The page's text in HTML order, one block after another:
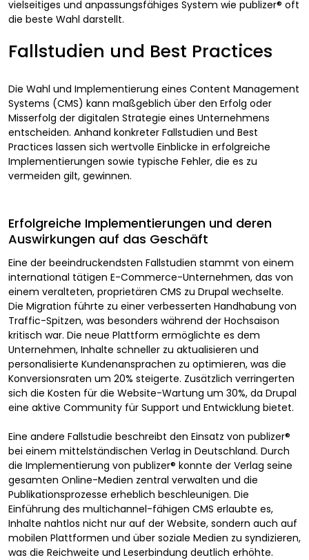
vielseitiges und anpassungsfähiges System wie publizer® oft
die beste Wahl darstellt.
Fallstudien und Best Practices
Die Wahl und Implementierung eines Content Management
Systems (CMS) kann maßgeblich über den Erfolg oder
Misserfolg der digitalen Strategie eines Unternehmens
entscheiden. Anhand konkreter Fallstudien und Best
Practices lassen sich wertvolle Einblicke in erfolgreiche
Implementierungen sowie typische Fehler, die es zu
vermeiden gilt, gewinnen.
Erfolgreiche Implementierungen und deren
Auswirkungen auf das Geschäft
Eine der beeindruckendsten Fallstudien stammt von einem
international tätigen E-Commerce-Unternehmen, das von
einem veralteten, proprietären CMS zu Drupal wechselte.
Die Migration führte zu einer verbesserten Handhabung von
Traffic-Spitzen, was besonders während der Hochsaison
kritisch war. Die neue Plattform ermöglichte es dem
Unternehmen, Inhalte schneller zu aktualisieren und
personalisierte Kundenansprachen zu optimieren, was die
Konversionsraten um 20% steigerte. Zusätzlich verringerten
sich die Kosten für die Website-Wartung um 30%, da Drupal
eine aktive Community für Support und Entwicklung bietet.
Eine andere Fallstudie beschreibt den Einsatz von publizer®
bei einem mittelständischen Verlag in Deutschland. Durch
die Implementierung von publizer® konnte der Verlag seine
gesamten Online-Medien zentral verwalten und die
Publikationsprozesse erheblich beschleunigen. Die
Einführung des multichannel-fähigen CMS erlaubte es,
Inhalte nahtlos nicht nur auf der Website, sondern auch auf
mobilen Plattformen und über soziale Medien zu syndizieren,
was die Reichweite und Leserbindung deutlich erhöhte.